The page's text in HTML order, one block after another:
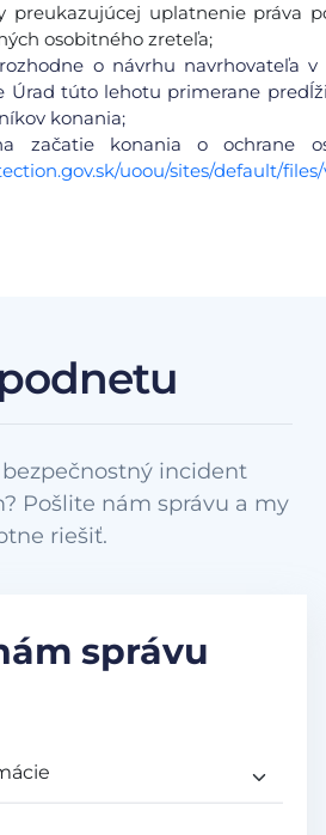
preukazujúcej uplatnenie práva
osobitného zreteľa;
o návrhu navrhovateľa
Úrad túto lehotu primerane
konania;
začatie konania o ochrane
uoou/sites/default/
incident
Pošlite nám správu a my
riešiť.
správu